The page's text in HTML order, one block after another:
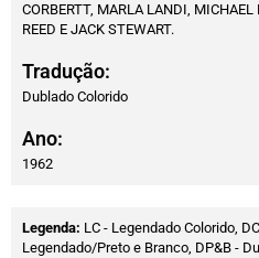
CORBERTT, MARLA LANDI, MICHAEL
REED E JACK STEWART.
Tradução:
Dublado Colorido
Ano:
1962
Legenda: LC - Legendado Colorido,
Legendado/Preto e Branco, DP&B -